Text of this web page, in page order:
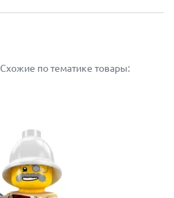
Схожие по тематике товары: